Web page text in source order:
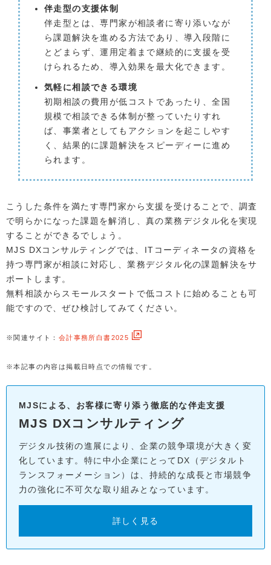
伴走型の支援体制
伴走型とは、専門家が相談者に寄り添いなが
ら課題解決を進める方法であり、導入段階に
とどまらず、運用定着まで継続的に支援を受
けられるため、導入効果を最大化できます。
気軽に相談できる環境
初期相談の費用が低コストであったり、全国
規模で相談できる体制が整っていたりすれ
ば、事業者としてもアクションを起こしやす
く、結果的に課題解決をスピーディーに進め
られます。
こうした条件を満たす専門家から支援を受けることで、調査
で明らかになった課題を解消し、真の業務デジタル化を実現
することができるでしょう。
MJS DXコンサルティングでは、ITコーディネータの資格を
持つ専門家が相談に対応し、業務デジタル化の課題解決をサ
ポートします。
無料相談からスモールスタートで低コストに始めることも可
能ですので、ぜひ検討してみてください。
※関連サイト： 会計事務所白書2025
※本記事の内容は掲載日時点での情報です。
MJSによる、お客様に寄り添う徹底的な伴走支援
MJS DXコンサルティング
デジタル技術の進展により、企業の競争環境が大きく変
化しています。特に中小企業にとってDX（デジタルト
ランスフォーメーション）は、持続的な成長と市場競争
力の強化に不可欠な取り組みとなっています。
詳しく見る